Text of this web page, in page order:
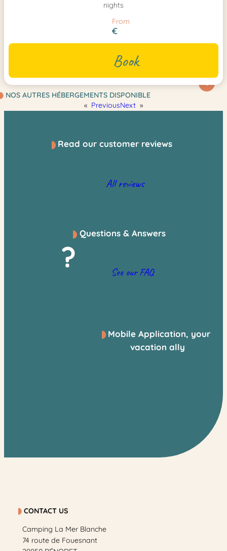
6
nights
From
€
Book
NOS AUTRES HÉBERGEMENTS DISPONIBLE
« PreviousNext »
Mobile Application, your
vacation ally
?
Questions & Answers
See our FAQ
Read our customer reviews
All reviews
CONTACT US
Camping La Mer Blanche
74 route de Fouesnant